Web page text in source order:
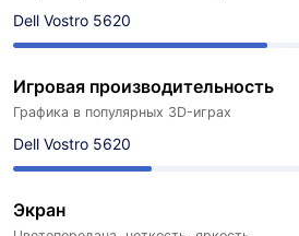
Dell Vostro 5620
Игровая производительность
Графика в популярных 3D-играх
Dell Vostro 5620
Экран